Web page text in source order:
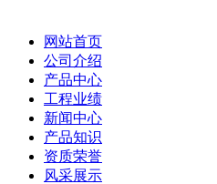
网站首页
公司介绍
产品中心
工程业绩
新闻中心
产品知识
资质荣誉
风采展示